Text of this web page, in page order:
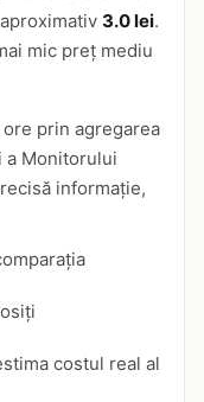
3.0 lei.
mic preț mediu
prin agregarea
Monitorului
informație,
costul real al